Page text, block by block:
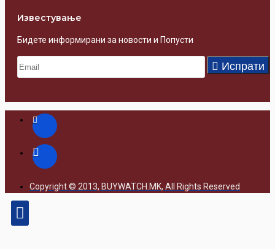
Известувањe
Бидете информирани за новости и Попусти
Испрати
Copyright © 2013, BUYWATCH.MK, All Rights Reserved